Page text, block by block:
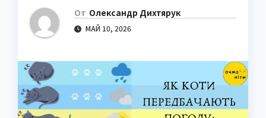
От Олександр Дихтярук
МАЙ 10, 2026